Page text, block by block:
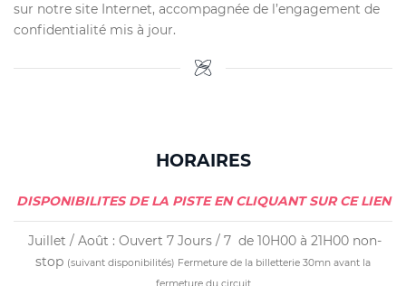
sur notre site Internet, accompagnée de l’engagement de
confidentialité mis à jour.
HORAIRES
DISPONIBILITES DE LA PISTE EN CLIQUANT SUR CE LIEN
Juillet / Août : Ouvert 7 Jours / 7 de 10H00 à 21H00 non-
stop (suivant disponibilités) Fermeture de la billetterie 30mn avant la